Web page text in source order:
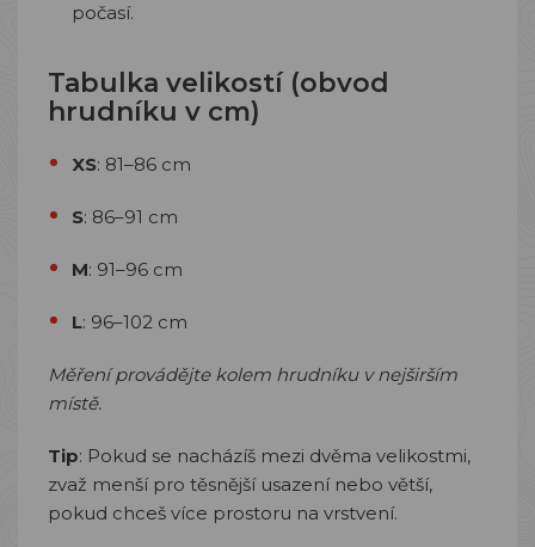
počasí.
Tabulka velikostí (obvod
hrudníku v cm)
XS: 81–86 cm
S: 86–91 cm
M: 91–96 cm
L: 96–102 cm
Měření provádějte kolem hrudníku v nejširším
místě.
Tip: Pokud se nacházíš mezi dvěma velikostmi,
zvaž menší pro těsnější usazení nebo větší,
pokud chceš více prostoru na vrstvení.